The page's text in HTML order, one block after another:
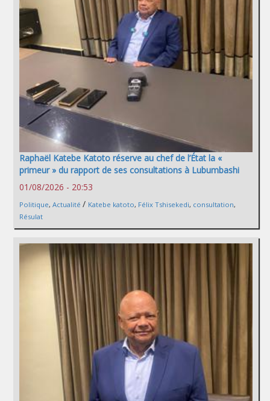
Raphaël Katebe Katoto réserve au chef de l’État la «
primeur » du rapport de ses consultations à Lubumbashi
01/08/2026 - 20:53
Politique, Actualité / Katebe katoto, Félix Tshisekedi, consultation,
Résulat